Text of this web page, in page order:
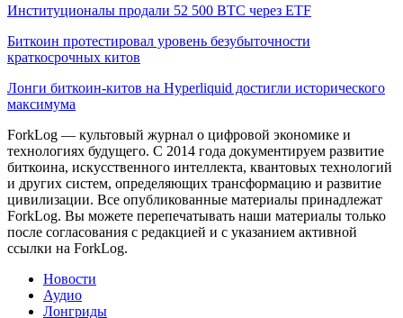
Институционалы продали 52 500 BTC через ETF
Биткоин протестировал уровень безубыточности
краткосрочных китов
Лонги биткоин-китов на Hyperliquid достигли исторического
максимума
ForkLog — культовый журнал о цифровой экономике и
технологиях будущего. С 2014 года документируем развитие
биткоина, искусственного интеллекта, квантовых технологий
и других систем, определяющих трансформацию и развитие
цивилизации. Все опубликованные материалы принадлежат
ForkLog. Вы можете перепечатывать наши материалы только
после согласования с редакцией и с указанием активной
ссылки на ForkLog.
Новости
Аудио
Лонгриды